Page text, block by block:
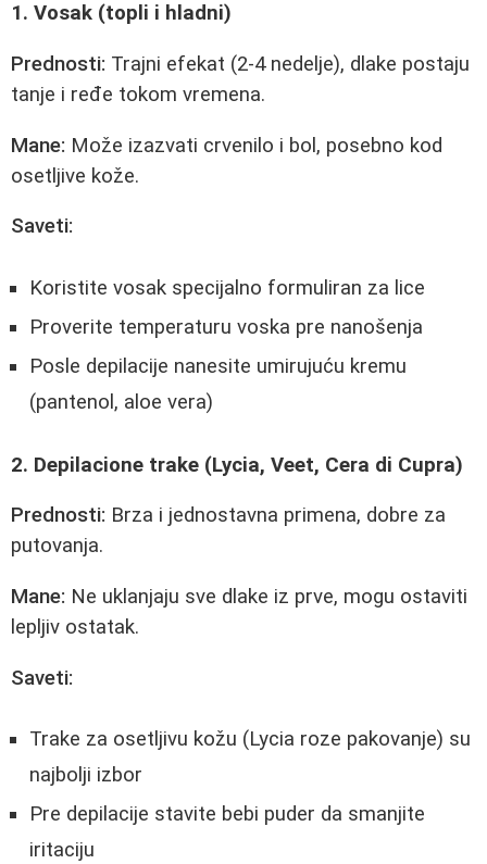
1. Vosak (topli i hladni)
Prednosti: Trajni efekat (2-4 nedelje), dlake postaju
tanje i ređe tokom vremena.
Mane: Može izazvati crvenilo i bol, posebno kod
osetljive kože.
Saveti:
Koristite vosak specijalno formuliran za lice
Proverite temperaturu voska pre nanošenja
Posle depilacije nanesite umirujuću kremu
(pantenol, aloe vera)
2. Depilacione trake (Lycia, Veet, Cera di Cupra)
Prednosti: Brza i jednostavna primena, dobre za
putovanja.
Mane: Ne uklanjaju sve dlake iz prve, mogu ostaviti
lepljiv ostatak.
Saveti:
Trake za osetljivu kožu (Lycia roze pakovanje) su
najbolji izbor
Pre depilacije stavite bebi puder da smanjite
iritaciju